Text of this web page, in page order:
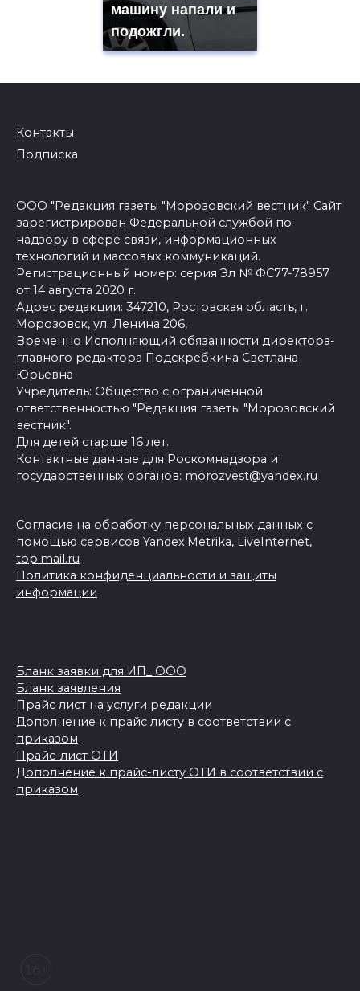
машину напали и
подожгли.
Контакты
Подписка
ООО "Редакция газеты "Морозовский вестник" Сайт
зарегистрирован Федеральной службой по
надзору в сфере связи, информационных
технологий и массовых коммуникаций.
Регистрационный номер: серия Эл № ФС77-78957
от 14 августа 2020 г.
Адрес редакции: 347210, Ростовская область, г.
Морозовск, ул. Ленина 206,
Временно Исполняющий обязанности директора-
главного редактора Подскребкина Светлана
Юрьевна
Учредитель: Общество с ограниченной
ответственностью "Редакция газеты "Морозовский
вестник".
Для детей старше 16 лет.
Контактные данные для Роскомнадзора и
государственных органов: morozvest@yandex.ru
Согласие на обработку персональных данных с
помощью сервисов Yandex.Metrika, LiveInternet,
top.mail.ru
Политика конфиденциальности и защиты
информации
Бланк заявки для ИП_ ООО
Бланк заявления
Прайс лист на услуги редакции
Дополнение к прайс листу в соответствии с
приказом
Прайс-лист ОТИ
Дополнение к прайс-листу ОТИ в соответствии с
приказом